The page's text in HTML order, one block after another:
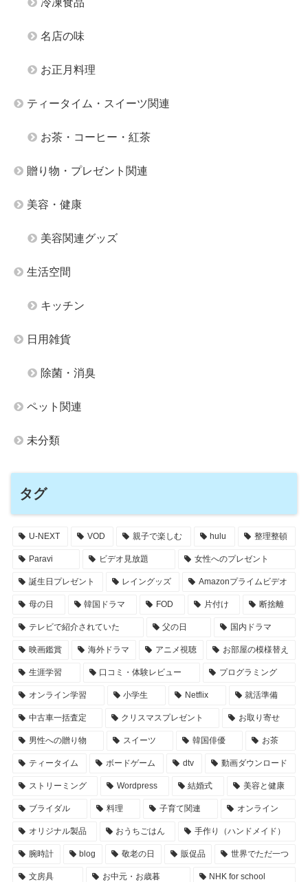
冷凍食品
名店の味
お正月料理
ティータイム・スイーツ関連
お茶・コーヒー・紅茶
贈り物・プレゼント関連
美容・健康
美容関連グッズ
生活空間
キッチン
日用雑貨
除菌・消臭
ペット関連
未分類
タグ
U-NEXT VOD 親子で楽しむ hulu 整理整頓
Paravi ビデオ見放題 女性へのプレゼント
誕生日プレゼント レイングッズ Amazonプライムビデオ
母の日 韓国ドラマ FOD 片付け 断捨離
テレビで紹介されていた 父の日 国内ドラマ
映画鑑賞 海外ドラマ アニメ視聴 お部屋の模様替え
生涯学習 口コミ・体験レビュー プログラミング
オンライン学習 小学生 Netflix 就活準備
中古車一括査定 クリスマスプレゼント お取り寄せ
男性への贈り物 スイーツ 韓国俳優 お茶
ティータイム ボードゲーム dtv 動画ダウンロード
ストリーミング Wordpress 結婚式 美容と健康
ブライダル 料理 子育て関連 オンライン
オリジナル製品 おうちごはん 手作り（ハンドメイド）
腕時計 blog 敬老の日 販促品 世界でただ一つ
文房具 お中元・お歳暮 NHK for school